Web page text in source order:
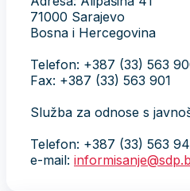
71000 Sarajevo
Bosna i Hercegovina
Telefon: +387 (33) 563
Fax: +387 (33) 563 901
Služba za odnose s
Telefon: +387 (33) 563
e-mail: